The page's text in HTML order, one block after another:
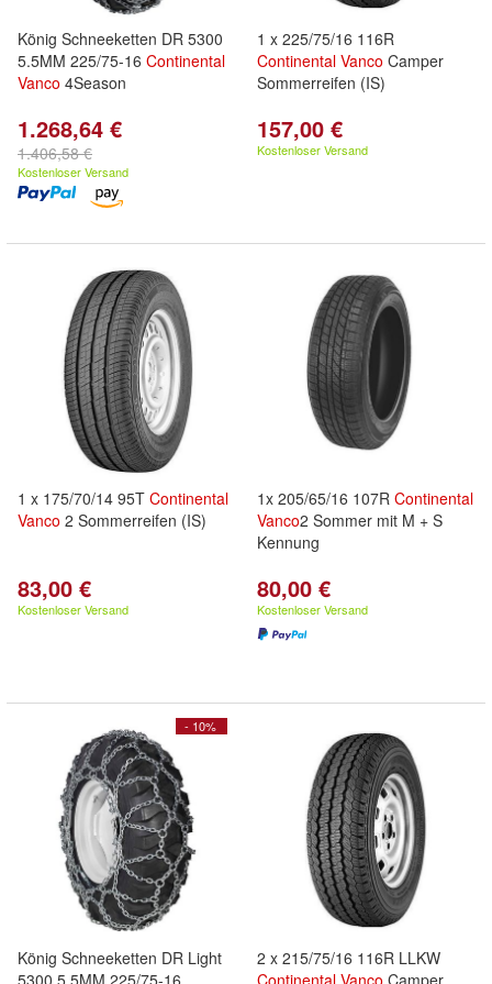
König Schneeketten DR 5300
5.5MM 225/75-16 Continental
Vanco 4Season
1.268,64 €
1.406,58 €
Kostenloser Versand
1 x 225/75/16 116R
Continental Vanco Camper
Sommerreifen (IS)
157,00 €
Kostenloser Versand
1 x 175/70/14 95T Continental
Vanco 2 Sommerreifen (IS)
83,00 €
Kostenloser Versand
1x 205/65/16 107R Continental
Vanco2 Sommer mit M + S
Kennung
80,00 €
Kostenloser Versand
- 10%
König Schneeketten DR Light
5300 5.5MM 225/75-16
2 x 215/75/16 116R LLKW
Continental Vanco Camper